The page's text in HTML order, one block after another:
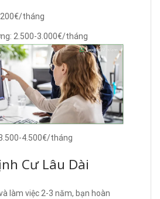
tháng
2.500-3.000€/tháng
4.500€/tháng
Cư Lâu Dài
làm việc 2-3 năm, bạn hoàn